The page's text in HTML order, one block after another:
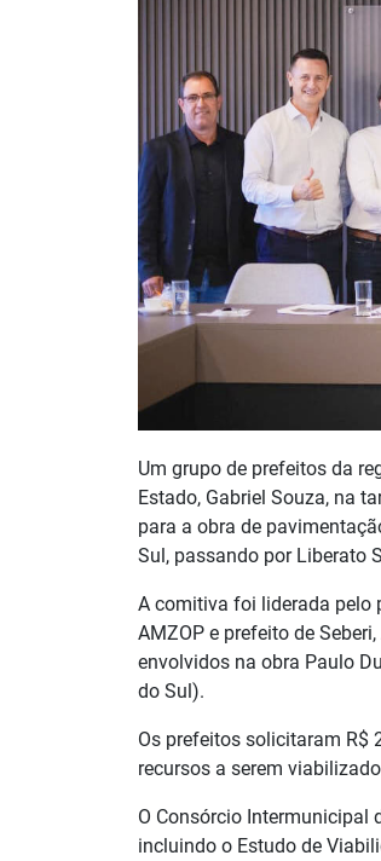
Um grupo de prefeitos da
Estado, Gabriel Souza, na
para a obra de
Sul, passando por Liberato
A comitiva foi liderada pelo
AMZOP e prefeito de
envolvidos na obra Paulo
do Sul).
Os prefeitos solicitaram R$
recursos a serem
O Consórcio Intermunicipal
incluindo o Estudo de